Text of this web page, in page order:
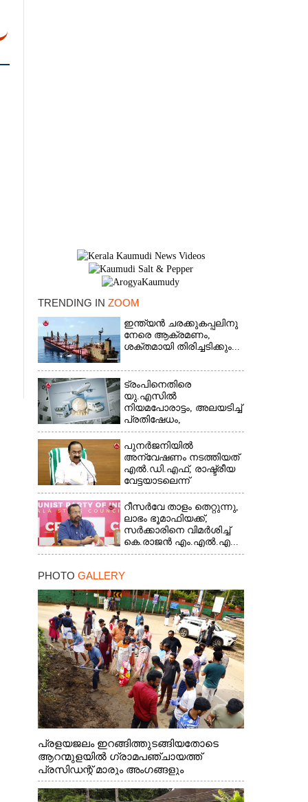
TRENDING IN ZOOM
ഇന്ത്യൻ ചരക്കുകപ്പലിനു
നേരെ ആക്രമണം,
ശക്തമായി തിരിച്ചടിക്കും...
ട്രംപിനെതിരെ
യു.എസിൽ
നിയമപോരാട്ടം, അലയടിച്ച്
പ്രതിഷേധം,
ഭയന്നുവിറച്ച്...
പുനർജനിയിൽ
അന്വേഷണം നടത്തിയത്
എൽ.ഡി.എഫ്, രാഷ്ട്രീയ
വേട്ടയാടലെന്ന്
പറഞ്ഞിട്ടില്ല...
റീസർവേ താളം തെറ്റുന്നു,
ലാഭം ഭൂമാഫിയക്ക്,
സർക്കാരിനെ വിമർശിച്ച്
കെ.രാജൻ എം.എൽ.എ...
PHOTO GALLERY
പ്രളയജലം ഇറങ്ങിത്തുടങ്ങിയതോടെ
ആറന്മുളയിൽ ഗ്രാമപഞ്ചായത്ത്
പ്രസിഡന്റ് മാരും അംഗങ്ങളും
രാഷ്ട്രീയപ്രവത്തകരും അടങ്ങുന്ന സംഘം
റോഡിൽ അടിഞ്ഞ് കൂടിയ ചെളിയും മണ്ണും